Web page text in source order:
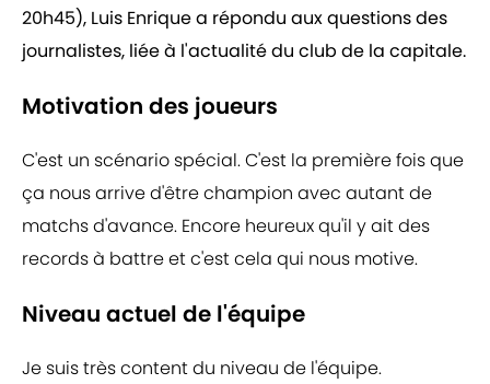
20h45), Luis Enrique a répondu aux questions des
journalistes, liée à l'actualité du club de la capitale.
Motivation des joueurs
C'est un scénario spécial. C'est la première fois que
ça nous arrive d'être champion avec autant de
matchs d'avance. Encore heureux qu'il y ait des
records à battre et c'est cela qui nous motive.
Niveau actuel de l'équipe
Je suis très content du niveau de l'équipe.